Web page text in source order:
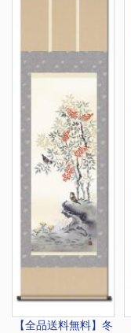
【全品送料無料】冬